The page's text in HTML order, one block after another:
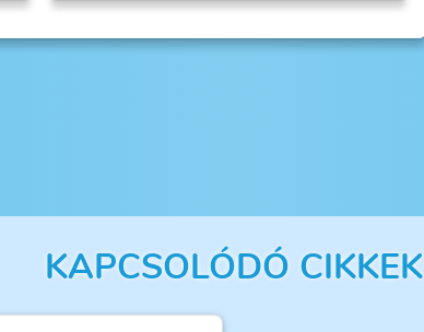
KAPCSOLÓDÓ CIKKEK